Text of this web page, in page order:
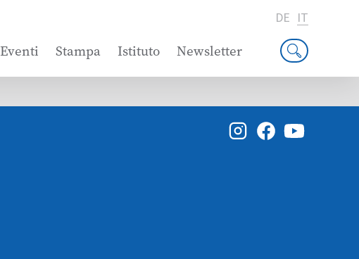
Eventi Stampa Istituto Newsletter
DE IT